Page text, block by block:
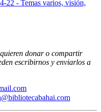
22 - Temas varios, visión,
donar o compartir
escribirnos y enviarlos a